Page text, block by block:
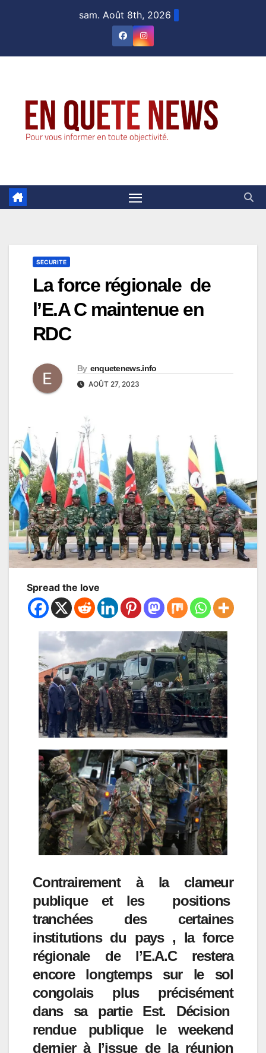
sam. Août 8th, 2026
SECURITE
La force régionale de
l’E.A C maintenue en
RDC
By enquetenews.info
AOÛT 27, 2023
Spread the love
Contrairement à la clameur
publique et les positions
tranchées des certaines
institutions du pays , la force
régionale de l’E.A.C restera
encore longtemps sur le sol
congolais plus précisément
dans sa partie Est. Décision
rendue publique le weekend
dernier à l’issue de la réunion